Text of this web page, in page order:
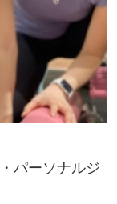
パーソナルジ